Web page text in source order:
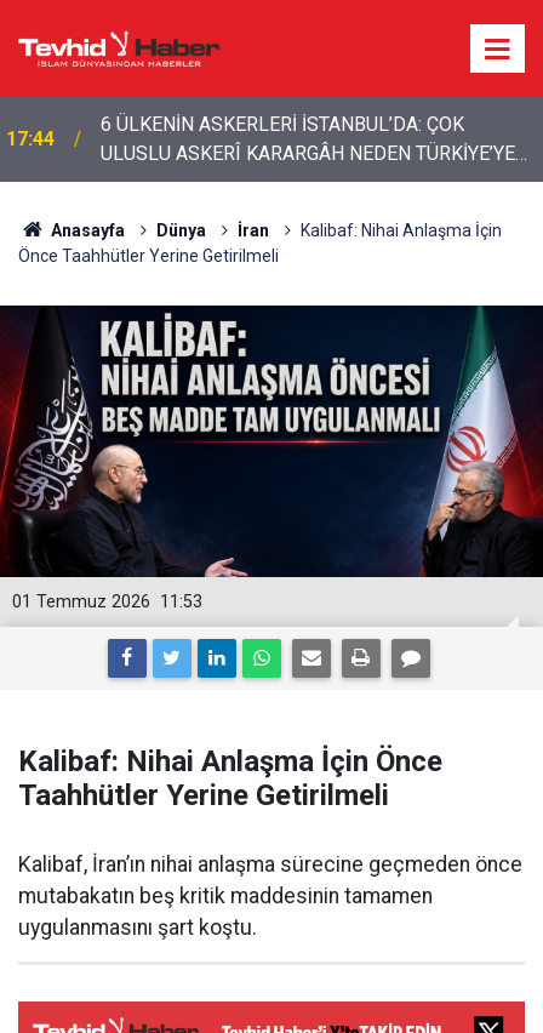
15:01 İran’dan bölgeye çağrı: Yabancı güçler çıkarılmalı
Anasayfa Dünya İran
Kalibaf: Nihai Anlaşma İçin
Önce Taahhütler Yerine Getirilmeli
11:53
01 Temmuz 2026
Kalibaf: Nihai Anlaşma İçin Önce
Taahhütler Yerine Getirilmeli
Kalibaf, İran’ın nihai anlaşma sürecine geçmeden önce
mutabakatın beş kritik maddesinin tamamen
uygulanmasını şart koştu.